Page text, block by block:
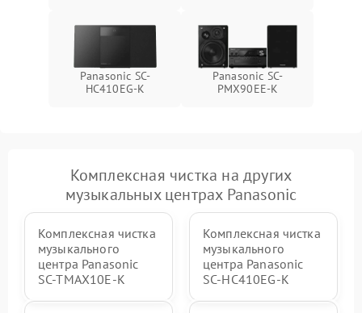
Panasonic SC-
HC410EG-K
Panasonic SC-
PMX90EE-K
Комплексная чистка на других
музыкальных центрах Panasonic
Комплексная чистка
музыкального
центра Panasonic
SC-TMAX10E-K
Комплексная чистка
музыкального
центра Panasonic
SC-HC410EG-K